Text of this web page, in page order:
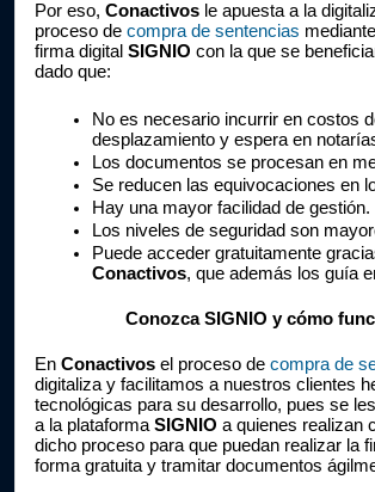
Por eso, Conactivos le apuesta a la
proceso de compra de sentencias
firma digital SIGNIO con la que se
dado que:
No es necesario incurrir en costos
desplazamiento y espera en
Los documentos se procesan en
Se reducen las equivocaciones en
Hay una mayor facilidad de gestión.
Los niveles de seguridad son
Conactivos, que además los guía
Conozca SIGNIO y cómo
En Conactivos el proceso de compra de
digitaliza y facilitamos a nuestros clientes
tecnológicas para su desarrollo, pues se
a la plataforma SIGNIO a quienes realizan
dicho proceso para que puedan realizar la
forma gratuita y tramitar documentos